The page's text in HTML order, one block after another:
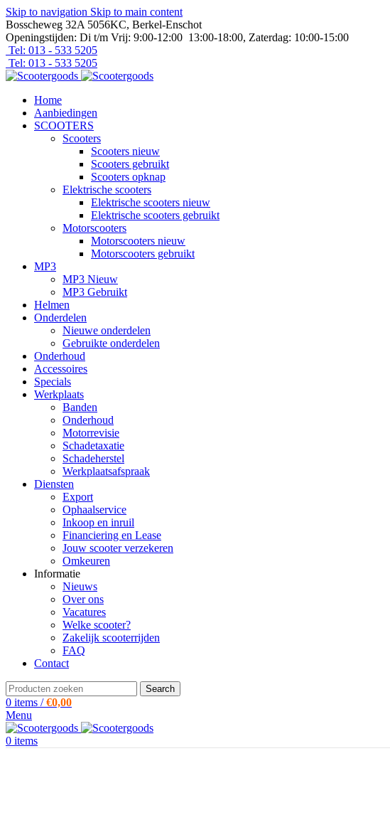
Skip to navigation Skip to main content
Bosscheweg 32A 5056KC, Berkel-Enschot
Openingstijden: Di t/m Vrij: 9:00-12:00 13:00-18:00, Zaterdag: 10:00-15:00
Tel: 013 - 533 5205
Tel: 013 - 533 5205
Home
Aanbiedingen
SCOOTERS
Scooters
Scooters nieuw
Scooters gebruikt
Scooters opknap
Elektrische scooters
Elektrische scooters nieuw
Elektrische scooters gebruikt
Motorscooters
Motorscooters nieuw
Motorscooters gebruikt
MP3
MP3 Nieuw
MP3 Gebruikt
Helmen
Onderdelen
Nieuwe onderdelen
Gebruikte onderdelen
Onderhoud
Accessoires
Specials
Werkplaats
Banden
Onderhoud
Motorrevisie
Schadetaxatie
Schadeherstel
Werkplaatsafspraak
Diensten
Export
Ophaalservice
Inkoop en inruil
Financiering en Lease
Jouw scooter verzekeren
Omkeuren
Informatie
Nieuws
Over ons
Vacatures
Welke scooter?
Zakelijk scooterrijden
FAQ
Contact
Search
0 items / €0,00
Menu
0 items